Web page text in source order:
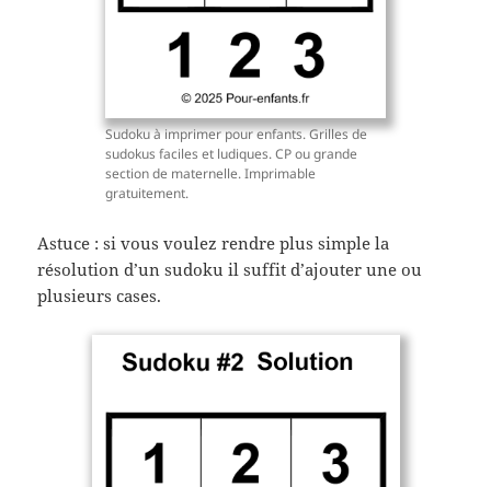
Sudoku à imprimer pour enfants. Grilles de
sudokus faciles et ludiques. CP ou grande
section de maternelle. Imprimable
gratuitement.
Astuce : si vous voulez rendre plus simple la
résolution d’un sudoku il suffit d’ajouter une ou
plusieurs cases.